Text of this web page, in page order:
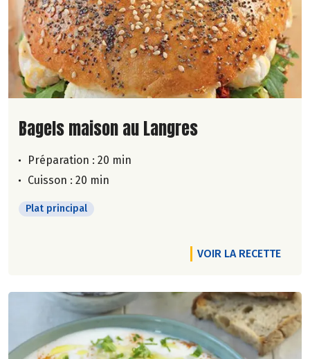
Lire la suite de la recette
Bagels maison au Langres
Préparation : 20 min
Cuisson : 20 min
Plat principal
VOIR LA RECETTE